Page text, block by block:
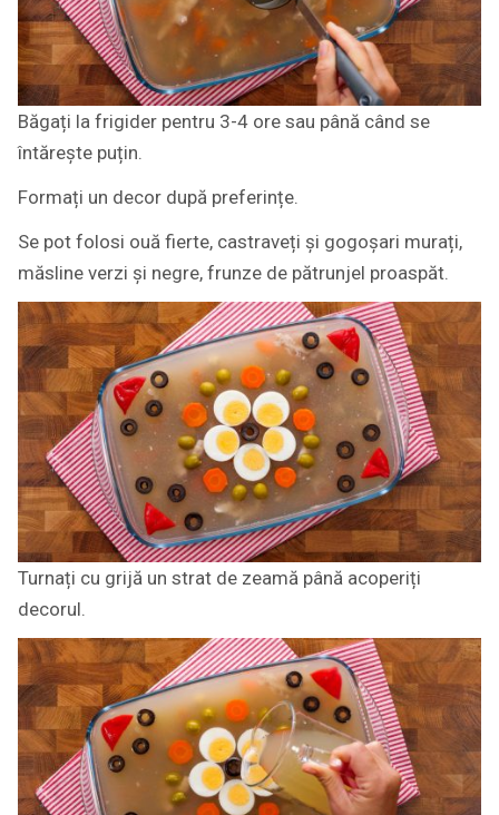
Băgați la frigider pentru 3-4 ore sau până când se
întărește puțin.
Formați un decor după preferințe.
Se pot folosi ouă fierte, castraveți și gogoșari murați,
măsline verzi și negre, frunze de pătrunjel proaspăt.
Turnați cu grijă un strat de zeamă până acoperiți
decorul.